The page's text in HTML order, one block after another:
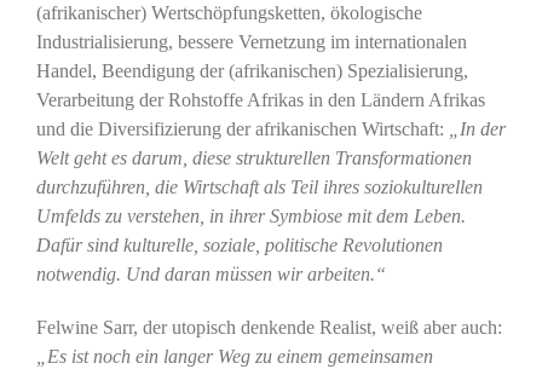
(afrikanischer) Wertschöpfungsketten, ökologische
Industrialisierung, bessere Vernetzung im internationalen
Handel, Beendigung der (afrikanischen) Spezialisierung,
Verarbeitung der Rohstoffe Afrikas in den Ländern Afrikas
und die Diversifizierung der afrikanischen Wirtschaft:
„In der
Welt geht es darum, diese strukturellen Transformationen
durchzuführen, die Wirtschaft als Teil ihres soziokulturellen
Umfelds zu verstehen, in ihrer Symbiose mit dem Leben.
Dafür sind kulturelle, soziale, politische Revolutionen
notwendig. Und daran müssen wir arbeiten.“
Felwine Sarr, der utopisch denkende Realist, weiß aber auch:
„Es ist noch ein langer Weg zu einem gemeinsamen